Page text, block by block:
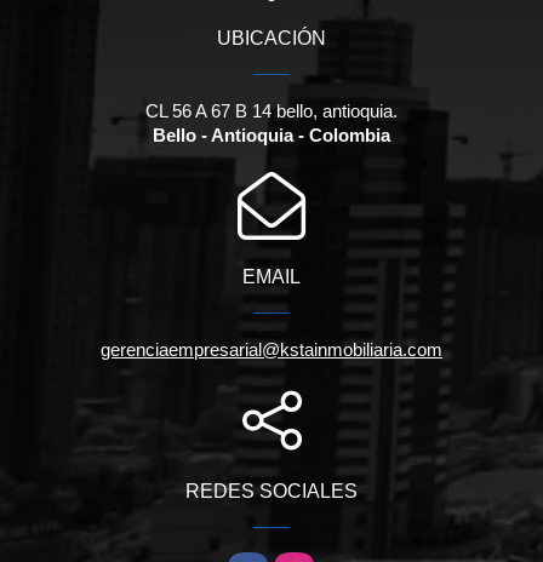
UBICACIÓN
CL 56 A 67 B 14 bello, antioquia.
Bello - Antioquia - Colombia
EMAIL
gerenciaempresarial@kstainmobiliaria.com
REDES SOCIALES